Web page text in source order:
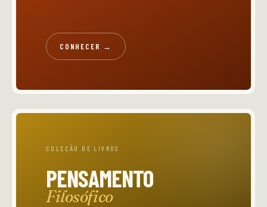
CONHECER →
COLEÇÃO DE LIVROS
PENSAMENTO
Filosófico